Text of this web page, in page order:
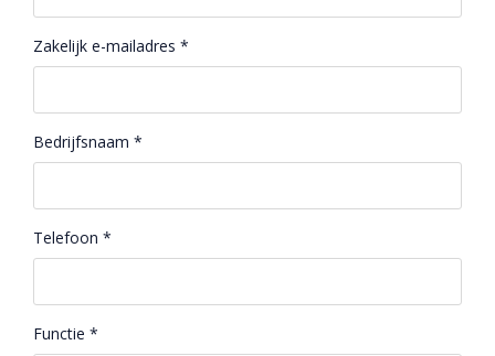
Zakelijk e-mailadres *
Bedrijfsnaam *
Telefoon *
Functie *